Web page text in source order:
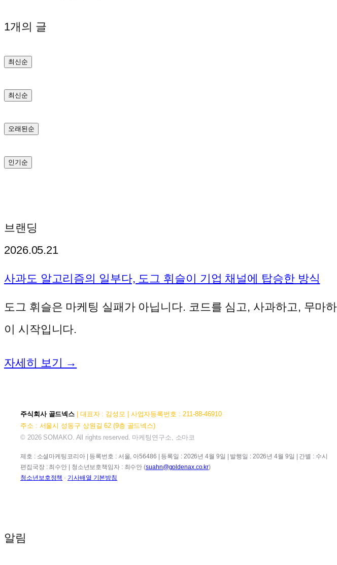
로
로
가
1개의 글
최신순
최신순
오래된순
인기순
브랜딩
2026.05.21
사과도 알고리즘의 일부다, 도그 휘슬이 기업 채널에 탑승한 방식
도그 휘슬은 마케팅 실패가 아닙니다. 코드를 심고, 사과하고, 무마
이 시작입니다.
자세히 보기 →
주식회사 골드넥스 | 대표자 : 김성모 | 사업자등록번호 : 211-88-46910
주소 : 서울시 성동구 상원길 62 (9층 골드넥스)
© 2026 SOMAKO. All rights reserved. 마케팅연구소, 소마코
제호 : 소셜마케팅코리아 | 등록번호 : 서울, 아56486 | 등록일 : 2026년 4월 9일 | 발행일 : 2026년 4월 9일 | 간별 : 수시
편집국장 : 최수안 | 청소년보호책임자 : 최수안 (suahn@goldenax.co.kr)
청소년보호정책 · 기사배열 기본방침
알림